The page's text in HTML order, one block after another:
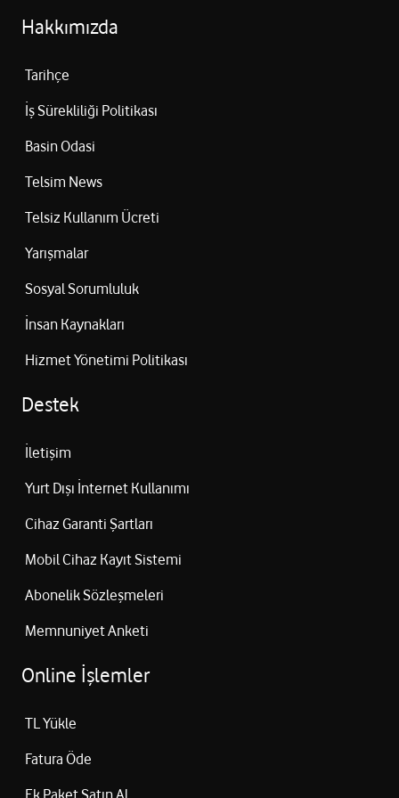
Hızlı Şarj
Hakkımızda
Tarihçe
İş Sürekliliği Politikası
Basin Odasi
Telsim News
Telsiz Kullanım Ücreti
Yarışmalar
Sosyal Sorumluluk
İnsan Kaynakları
Hizmet Yönetimi Politikası
Destek
İletişim
Yurt Dışı İnternet Kullanımı
Cihaz Garanti Şartları
Mobil Cihaz Kayıt Sistemi
Abonelik Sözleşmeleri
Memnuniyet Anketi
Online İşlemler
TL Yükle
Fatura Öde
Ek Paket Satın Al